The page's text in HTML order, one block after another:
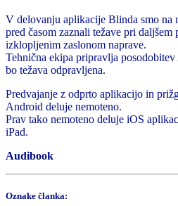
V delovanju aplikacije Blinda smo na
pred časom zaznali težave pri
izklopljenim zaslonom naprave.
Tehnična ekipa pripravlja
bo težava odpravljena.
Predvajanje z odprto aplikacijo in
Android deluje nemoteno.
Prav tako nemoteno deluje iOS
iPad.
Audibook
Oznake članka: